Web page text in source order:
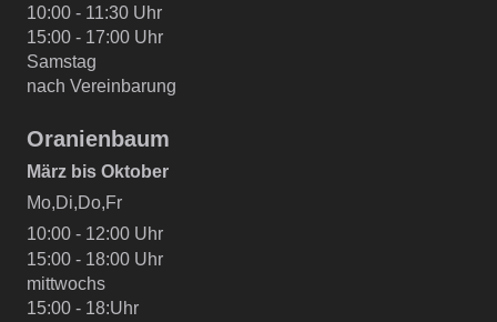
10:00 - 11:30 Uhr
15:00 - 17:00 Uhr
Samstag
nach Vereinbarung
Oranienbaum
März bis Oktober
Mo,Di,Do,Fr
10:00 - 12:00 Uhr
15:00 - 18:00 Uhr
mittwochs
15:00 - 18:Uhr